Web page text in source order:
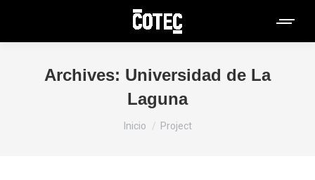
Archives: Universidad de La
Laguna
Estás aquí:
Inicio Project